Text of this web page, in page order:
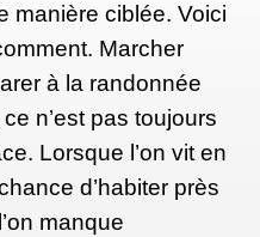
manière ciblée. Voici
Marcher
à la randonnée
n’est pas toujours
Lorsque l’on vit en
d’habiter près
manque